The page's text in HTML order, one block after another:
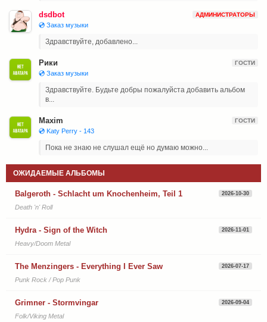
dsdbot АДМИНИСТРАТОРЫ
💿 Заказ музыки
Здравствуйте, добавлено...
Рики ГОСТИ
💿 Заказ музыки
Здравствуйте. Будьте добры пожалуйста добавить альбом
в...
Maxim ГОСТИ
💿 Katy Perry - 143
Пока не знаю не слушал ещё но думаю можно...
ОЖИДАЕМЫЕ АЛЬБОМЫ
Balgeroth - Schlacht um Knochenheim, Teil 1 2026-10-30
Death 'n' Roll
Hydra - Sign of the Witch 2026-11-01
Heavy/Doom Metal
The Menzingers - Everything I Ever Saw 2026-07-17
Punk Rock / Pop Punk
Grimner - Stormvingar 2026-09-04
Folk/Viking Metal